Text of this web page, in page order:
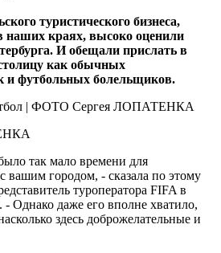
туристического бизнеса,
наших краях, высоко оценили
И обещали прислать в
как обычных
и футбольных болельщиков.
так мало времени для
вашим городом, - сказала по этому
туроператора FIFA в
Однако даже его вполне хватило,
здесь доброжелательные и